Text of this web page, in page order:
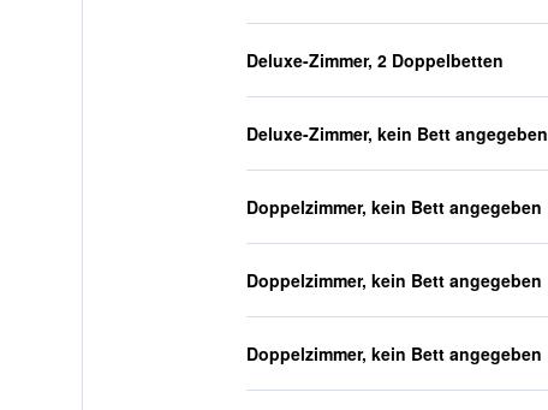
Deluxe-Zimmer, 2 Doppelbetten
Deluxe-Zimmer, kein Bett angegeben
Doppelzimmer, kein Bett angegeben
Doppelzimmer, kein Bett angegeben
Doppelzimmer, kein Bett angegeben